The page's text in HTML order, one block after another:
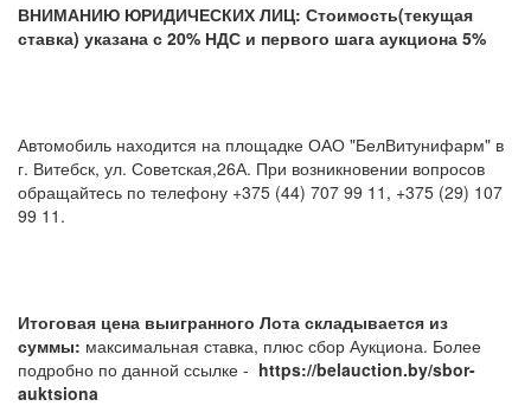
ВНИМАНИЮ ЮРИДИЧЕСКИХ ЛИЦ: Стоимость(текущая
ставка) указана с 20% НДС и первого шага аукциона 5%
Автомобиль находится на площадке ОАО "БелВитунифарм" в
г. Витебск, ул. Советская,26А. При возникновении вопросов
обращайтесь по телефону +375 (44) 707 99 11, +375 (29) 107
99 11.
Итоговая цена выигранного Лота складывается из
суммы: максимальная ставка, плюс сбор Аукциона. Более
подробно по данной ссылке - https://belauction.by/sbor-
auktsiona